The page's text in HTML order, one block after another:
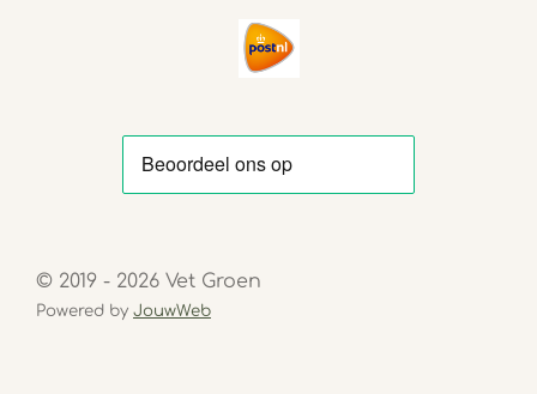
© 2019 - 2026 Vet Groen
Powered by JouwWeb